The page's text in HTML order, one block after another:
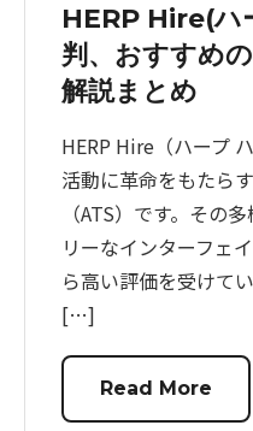
HERP Hire(ハ
判、おすすめ
解説まとめ
HERP Hire（ハープ
活動に革命をもたら
（ATS）です。その
リーなインターフェ
ら高い評価を受けて
[…]
Read More